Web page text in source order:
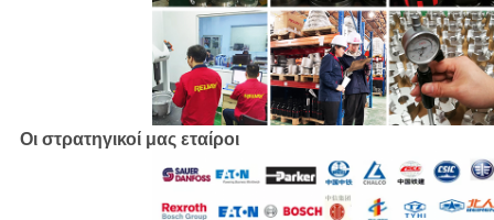
Οι στρατηγικοί μας εταίροι